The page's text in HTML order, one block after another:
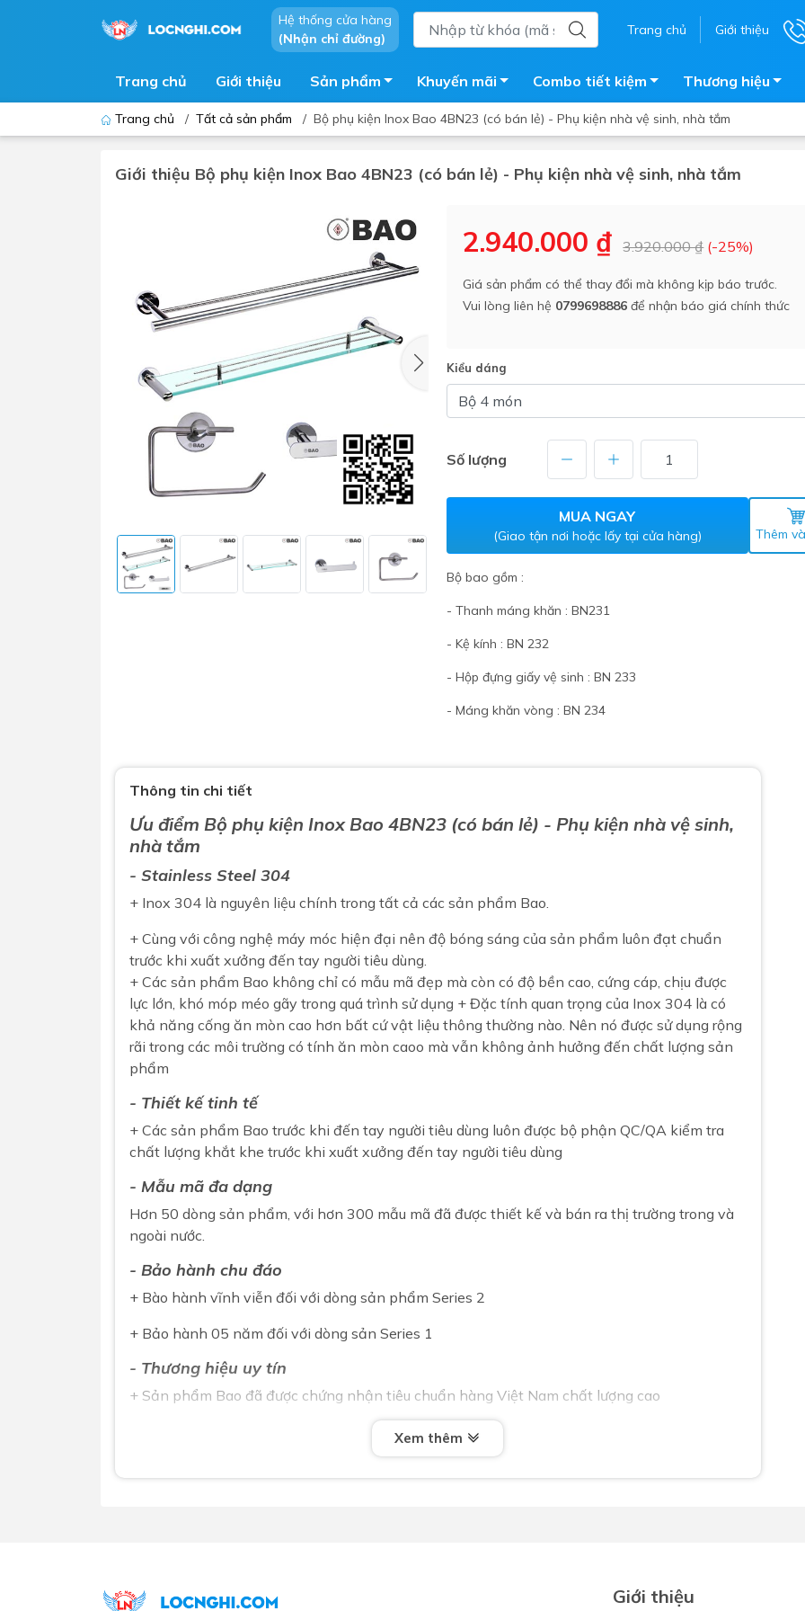
Hệ thống cửa hàng
(Nhận chỉ đường)
Trang chủ Giới thiệu
Trang chủ Giới thiệu Sản phẩm
Vòi chậu - vòi hồ - vòi gắn tường
Lavabo tủ - Lavabo kính
Phòng tắm kính
Sen tắm đứng
Vòi sen tắm
Máy tắm nước nóng điện
Phụ kiện nhà tắm
Chậu giặt
Sen tắm âm tường
trời
Bồn bảo ôn
Bồn nhựa tự hoại
Máy nước nóng gián tiếp
Combo thiết bị vệ sinh Lộc Nghi lựa
Combo Máy nước nóng năng lượng
Combo thiết bị vệ sinh cao cấp
Khuyến mãi Combo tiết kiệm Thương hiệu
Trang chủ / Tất cả sản phẩm / Bộ phụ kiện Inox Bao 4BN23 (có bán lẻ) - Phụ kiện nhà vệ sinh, nhà tắm
Giới thiệu Bộ phụ kiện Inox Bao 4BN23 (có bán lẻ) - Phụ kiện nhà vệ sinh, nhà tắm
2.940.000 ₫ 3.920.000 ₫ (-25%)
Giá sản phẩm có thể thay đổi mà không kịp báo trước.
Vui lòng liên hệ 0799698886 để nhận báo giá chính thức
Kiểu dáng
Số lượng
MUA NGAY
(Giao tận nơi hoặc lấy tại cửa hàng) Thêm
Bộ bao gồm :
- Thanh máng khăn : BN231
- Kệ kính : BN 232
- Hộp đựng giấy vệ sinh : BN 233
- Máng khăn vòng : BN 234
Thông tin chi tiết
Ưu điểm Bộ phụ kiện InoxBao 4BN23 (có bán lẻ) - Phụ kiện nhà vệ sinh,
nhà tắm
- Stainless Steel 304
+ Inox 304 là nguyên liệu chính trong tất cả các sản phẩm Bao.
+ Cùng với công nghệ máy móc hiện đại nên độ bóng sáng của sản phẩm luôn đạt chuẩn
trước khi xuất xưởng đến tay người tiêu dùng.
+ Các sản phẩm Bao không chỉ có mẫu mã đẹp mà còn có độ bền cao, cứng cáp, chịu được
lực lớn, khó móp méo gãy trong quá trình sử dụng + Đặc tính quan trọng của Inox 304 là có
khả năng cống ăn mòn cao hơn bất cứ vật liệu thông thường nào. Nên nó được sử dụng rộng
rãi trong các môi trường có tính ăn mòn caoo mà vẫn không ảnh hưởng đến chất lượng sản
phẩm
- Thiết kế tinh tế
+ Các sản phẩm Bao trước khi đến tay người tiêu dùng luôn được bộ phận QC/QA kiểm tra
chất lượng khắt khe trước khi xuất xưởng đến tay người tiêu dùng
- Mẫu mã đa dạng
Hơn 50 dòng sản phẩm, với hơn 300 mẫu mã đã được thiết kế và bán ra thị trường trong và
ngoài nước.
- Bảo hành chu đáo
+ Bào hành vĩnh viễn đối với dòng sản phẩm Series 2
+ Bảo hành 05 năm đối với dòng sản Series 1
- Thương hiệu uy tín
+ Sản phẩm Bao đã được chứng nhận tiêu chuẩn hàng Việt Nam chất lượng cao
Xem thêm
Giới thiệu